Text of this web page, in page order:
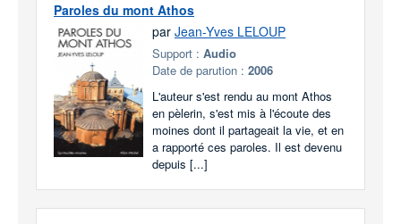
Paroles du mont Athos
par Jean-Yves LELOUP
Support : Audio
Date de parution : 2006
L'auteur s'est rendu au mont Athos
en pèlerin, s'est mis à l'écoute des
moines dont il partageait la vie, et en
a rapporté ces paroles. Il est devenu
depuis [...]